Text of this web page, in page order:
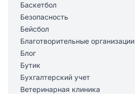
Баскетбол
Безопасность
Бейсбол
Благотворительные организации
Блог
Бутик
Бухгалтерский учет
Ветеринарная клиника